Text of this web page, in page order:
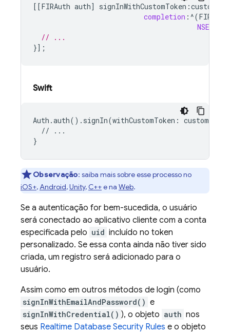
[[FIRAuth auth] signInWithCustomToken :
completion : ^(
NSError
// ...
}];
Swift
Auth.auth().signIn(withCustomToken:
  // ...
Observação: saiba mais sobre esse processo no
iOS+,Android,Unity, C++e na Web.
Se a autenticação for bem-sucedida, o usuário
será conectado ao aplicativo cliente com a conta
especificada pelo uid incluído no token
personalizado. Se essa conta ainda não tiver sido
criada, um registro será adicionado para o
usuário.
Assim como em outros métodos de login (como
signInWithEmailAndPassword() e
signInWithCredential() ), o objeto auth nos
seus Realtime Database Security Rules e o objeto